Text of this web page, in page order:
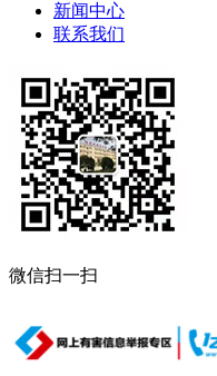
新闻中心
联系我们
微信扫一扫